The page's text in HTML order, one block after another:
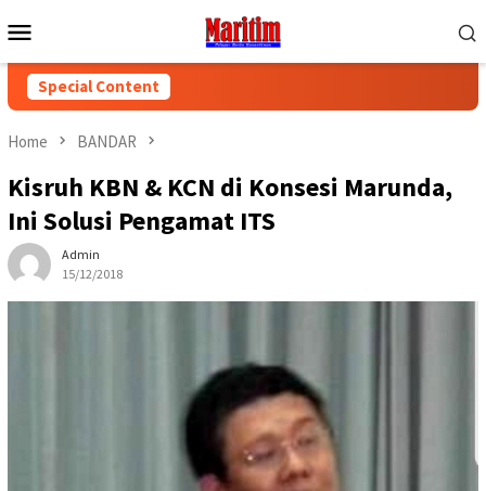
to
Menu
Special Content
Home BANDAR
Kisruh KBN & KCN di Konsesi Marunda,
Ini Solusi Pengamat ITS
Admin
15/12/2018